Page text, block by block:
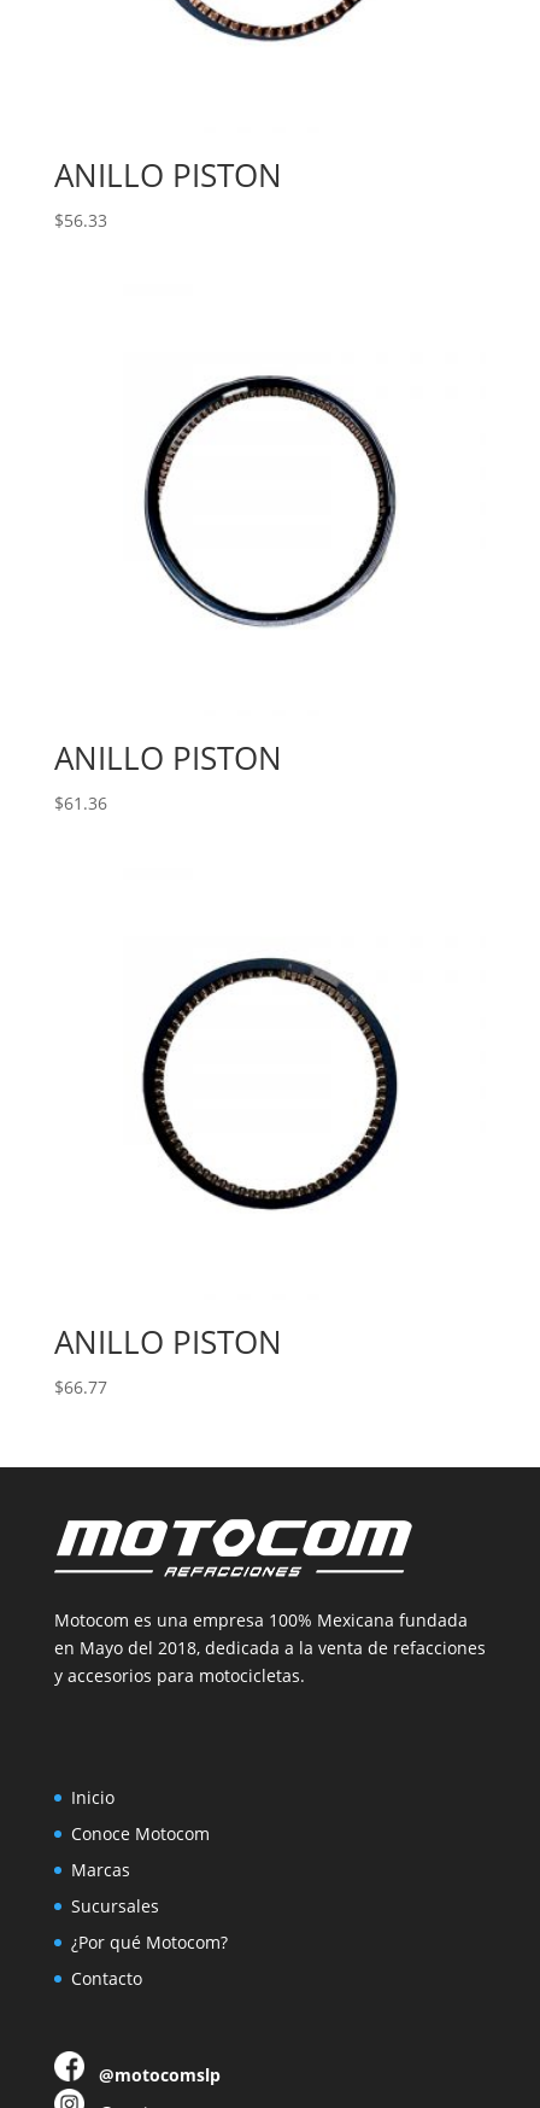
ANILLO PISTON
$56.33
ANILLO PISTON
$61.36
ANILLO PISTON
$66.77
Motocom es una empresa 100% Mexicana fundada
en Mayo del 2018, dedicada a la venta de refacciones
y accesorios para motocicletas.
Inicio
Conoce Motocom
Marcas
Sucursales
¿Por qué Motocom?
Contacto
@motocomslp